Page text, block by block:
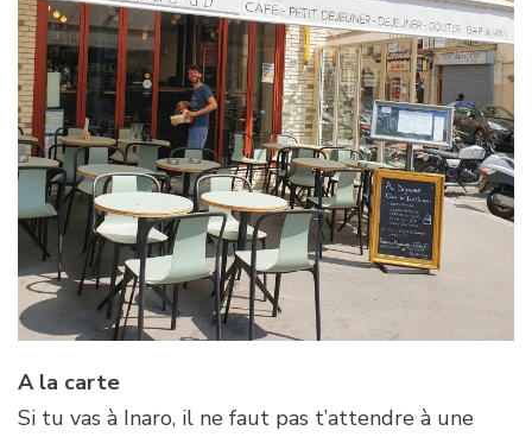
A la carte
Si tu vas à Inaro, il ne faut pas t’attendre à une